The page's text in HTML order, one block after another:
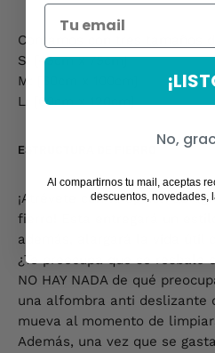
Contamos con tres tamaños
S: [45cm x 75cm]
M: [60cm x 100cm]
L: [60cm x 120cm]
ESTRUCTURA DE FIERRO
¡Atrévete con la opción de
fierro! Esta entregará un
además, alargará la vida útil
¿Te preocupa que se resbale
NO HAY NADA de qué
una alfombra anti deslizante
mueva al momento de
Además, una vez que se
No,
Al compartirnos tu mail, aceptas
descuentos, novedades,